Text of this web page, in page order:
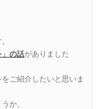
」の話がありました
ご紹介したいと思いま
か、